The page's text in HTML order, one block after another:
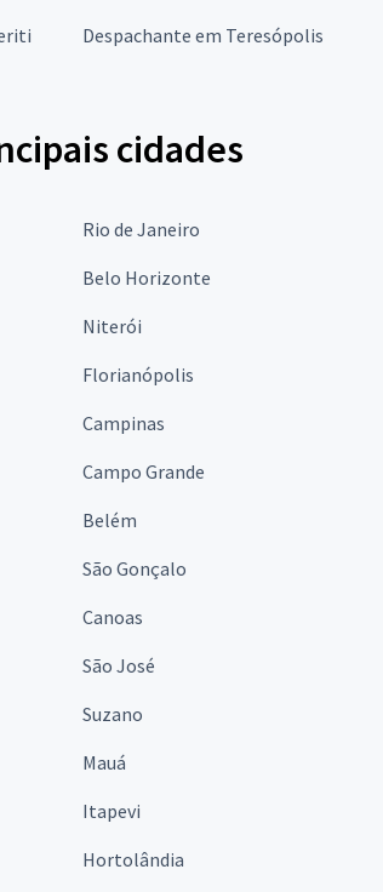
Despachante em Teresópolis
cidades
Rio de Janeiro
Belo Horizonte
Niterói
Florianópolis
Campinas
Campo Grande
Belém
São Gonçalo
Canoas
São José
Suzano
Mauá
Itapevi
Hortolândia